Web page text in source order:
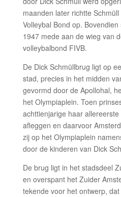
maanden later richtte
Volleybal Bond op.
1947 mede aan de wieg van
volleybalbond FIVB.
De Dick Schmüllbrug ligt op
stad, precies in het midden
gevormd door de Apollohal,
het Olympiaplein. Toen
achttienjarige haar
afleggen en daarvoor
zij op het Olympiaplein
door de kinderen van Dick
De brug ligt in het stadsdeel
en overspant het Zuider
tekende voor het ontwerp,